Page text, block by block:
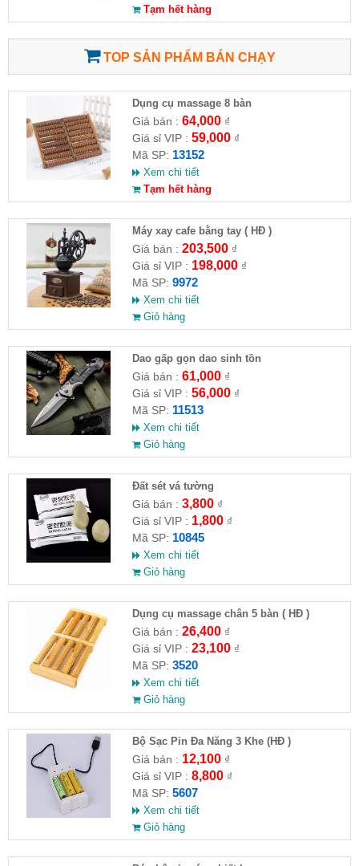
Tạm hết hàng
TOP SẢN PHẨM BÁN CHẠY
Dụng cụ massage 8 bàn
Giá bán : 64,000₫
Giá sỉ VIP : 59,000₫
Mã SP: 13152
Xem chi tiết
Tạm hết hàng
Máy xay cafe bằng tay ( HĐ )
Giá bán : 203,500₫
Giá sỉ VIP : 198,000₫
Mã SP: 9972
Xem chi tiết
Giỏ hàng
Dao gấp gọn dao sinh tồn
Giá bán : 61,000₫
Giá sỉ VIP : 56,000₫
Mã SP: 11513
Xem chi tiết
Giỏ hàng
Đất sét vá tường
Giá bán : 3,800₫
Giá sỉ VIP : 1,800₫
Mã SP: 10845
Xem chi tiết
Giỏ hàng
Dụng cụ massage chân 5 bàn ( HĐ )
Giá bán : 26,400₫
Giá sỉ VIP : 23,100₫
Mã SP: 3520
Xem chi tiết
Giỏ hàng
Bộ Sạc Pin Đa Năng 3 Khe (HĐ )
Giá bán : 12,100₫
Giá sỉ VIP : 8,800₫
Mã SP: 5607
Xem chi tiết
Giỏ hàng